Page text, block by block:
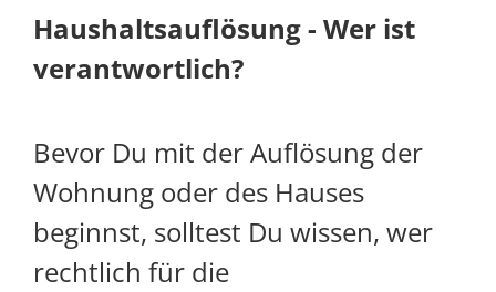
Haushaltsauflösung - Wer ist
verantwortlich?
Bevor Du mit der Auflösung der
Wohnung oder des Hauses
beginnst, solltest Du wissen, wer
rechtlich für die